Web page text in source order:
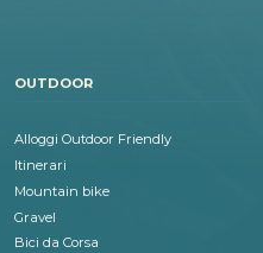
OUTDOOR
Alloggi Outdoor Friendly
Itinerari
Mountain bike
Gravel
Bici da Corsa